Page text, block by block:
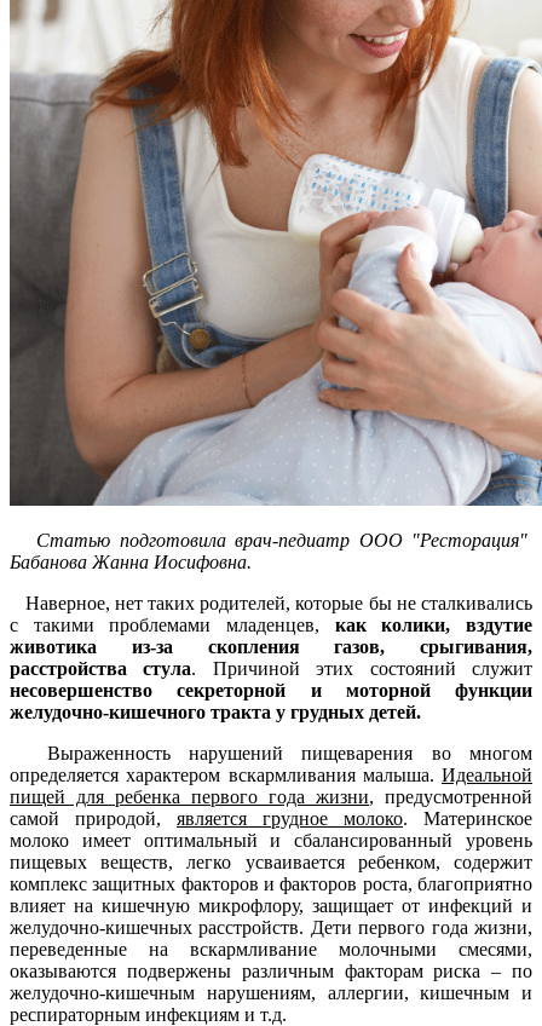
Статью подготовила врач-педиатр ООО "Ресторация"
Бабанова Жанна Иосифовна.
Наверное, нет таких родителей, которые бы не сталкивались
с такими проблемами младенцев, как колики, вздутие
животика из-за скопления газов, срыгивания,
расстройства стула. Причиной этих состояний служит
несовершенство секреторной и моторной функции
желудочно-кишечного тракта у грудных детей.
Выраженность нарушений пищеварения во многом
определяется характером вскармливания малыша. Идеальной
пищей для ребенка первого года жизни, предусмотренной
самой природой, является грудное молоко. Материнское
молоко имеет оптимальный и сбалансированный уровень
пищевых веществ, легко усваивается ребенком, содержит
комплекс защитных факторов и факторов роста, благоприятно
влияет на кишечную микрофлору, защищает от инфекций и
желудочно-кишечных расстройств. Дети первого года жизни,
переведенные на вскармливание молочными смесями,
оказываются подвержены различным факторам риска – по
желудочно-кишечным нарушениям, аллергии, кишечным и
респираторным инфекциям и т.д.